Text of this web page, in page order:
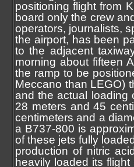
positioning flight from
board only the crew
operators, journalists,
the airport, has been
to the adjacent
morning about fifteen
the ramp to be
Meccano than LEGO)
and the actual loading
28 meters and 45
centimeters and a
a B737-800 is
of these jets fully
production of nitric
heavily loaded its